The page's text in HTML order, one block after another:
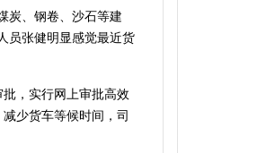
炭、钢卷、沙石等建
员张健明显感觉最近货
，实行网上审批高效
少货车等候时间，司